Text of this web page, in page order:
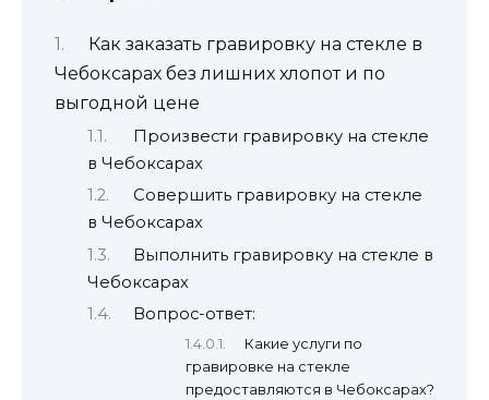
Как заказать гравировку на стекле в
Чебоксарах без лишних хлопот и по
выгодной цене
Произвести гравировку на стекле
в Чебоксарах
Совершить гравировку на стекле
в Чебоксарах
Выполнить гравировку на стекле в
Чебоксарах
Вопрос-ответ:
Какие услуги по
гравировке на стекле
предоставляются в Чебоксарах?